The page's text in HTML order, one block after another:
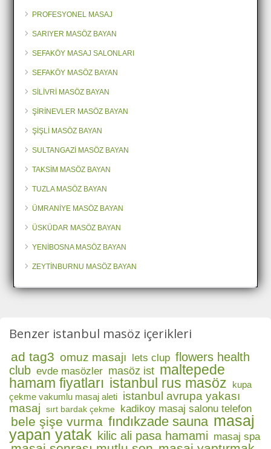
PROFESYONEL MASAJ
SARIYER MASÖZ BAYAN
SEFAKÖY MASAJ SALONLARI
SEFAKÖY MASÖZ BAYAN
SİLİVRİ MASÖZ BAYAN
ŞİRİNEVLER MASÖZ BAYAN
ŞİŞLİ MASÖZ BAYAN
SULTANGAZİ MASÖZ BAYAN
TAKSİM MASÖZ BAYAN
TUZLA MASÖZ BAYAN
ÜMRANİYE MASÖZ BAYAN
ÜSKÜDAR MASÖZ BAYAN
YENİBOSNA MASÖZ BAYAN
ZEYTİNBURNU MASÖZ BAYAN
Benzer istanbul masöz içerikleri
ad tag3 omuz masajı lets clup flowers health
club evde masözler masöz ist maltepede
hamam fiyatları istanbul rus masöz
kupa
çekme vakumlu masaj aleti istanbul avrupa yakası
masaj
sırt bardak çekme kadikoy masaj salonu telefon
bele şişe vurma fındıkzade sauna masaj
yapan yatak kilic ali pasa hamami masaj spa